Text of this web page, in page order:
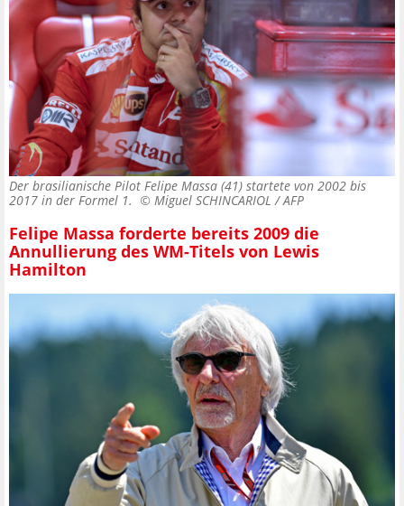
Der brasilianische Pilot Felipe Massa (41) startete von 2002 bis
2017 in der Formel 1. © Miguel SCHINCARIOL / AFP
Felipe Massa forderte bereits 2009 die
Annullierung des WM-Titels von Lewis
Hamilton